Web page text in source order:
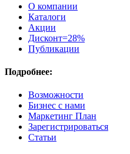
О компании
Каталоги
Акции
Дисконт=28%
Публикации
Подробнее:
Возможности
Бизнес с нами
Маркетинг План
Зарегистрироваться
Статьи